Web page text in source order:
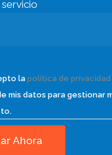
lapolítica de privacidad
mis datos para gestionar